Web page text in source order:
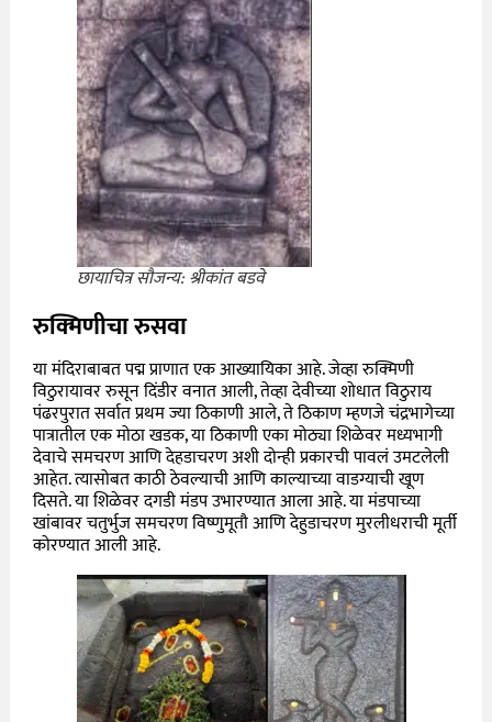
छायाचित्र सौजन्य: श्रीकांत बडवे
रुक्मिणीचा रुसवा
या मंदिराबाबत प‌द्म प्राणात एक आख्यायिका आहे. जेव्हा रुक्मिणी
विठुरायावर रुसून दिंडीर वनात आली, तेव्हा देवीच्या शोधात विठुराय
पंढरपुरात सर्वात प्रथम ज्या ठिकाणी आले, ते ठिकाण म्हणजे चंद्रभागेच्या
पात्रातील एक मोठा खडक, या ठिकाणी एका मोठ्या शिळेवर मध्यभागी
देवाचे समचरण आणि देहडाचरण अशी दोन्ही प्रकारची पावलं उमटलेली
आहेत. त्यासोबत काठी ठेवल्याची आणि काल्याच्या वाडग्याची खूण
दिसते. या शिळेवर दगडी मंडप उभारण्यात आला आहे. या मंडपाच्या
खांबावर चतुर्भुज समचरण विष्णुमूतौ आणि देहुडाचरण मुरलीधराची मूर्ती
कोरण्यात आली आहे.